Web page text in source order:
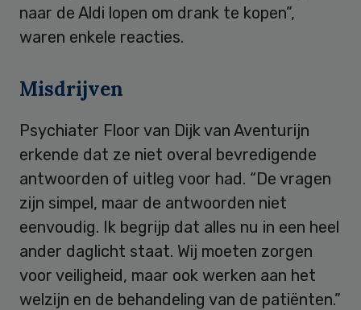
naar de Aldi lopen om drank te kopen”,
waren enkele reacties.
Misdrijven
Psychiater Floor van Dijk van Aventurijn
erkende dat ze niet overal bevredigende
antwoorden of uitleg voor had. “De vragen
zijn simpel, maar de antwoorden niet
eenvoudig. Ik begrijp dat alles nu in een heel
ander daglicht staat. Wij moeten zorgen
voor veiligheid, maar ook werken aan het
welzijn en de behandeling van de patiënten.”